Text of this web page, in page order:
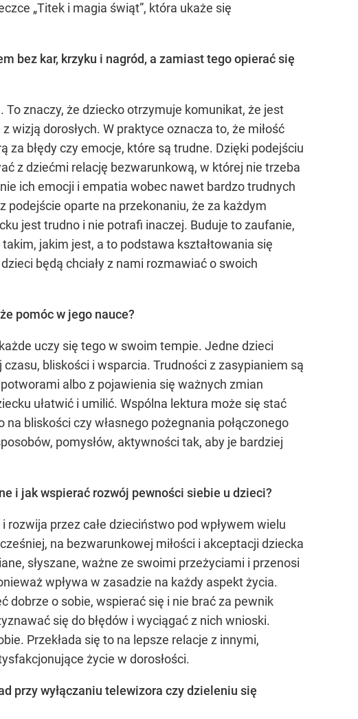
„Titek i magia świąt”, która ukaże się
bez kar, krzyku i nagród, a zamiast tego opierać się
znaczy, że dziecko otrzymuje komunikat, że jest
wizją dorosłych. W praktyce oznacza to, że miłość
za błędy czy emocje, które są trudne. Dzięki podejściu
z dziećmi relację bezwarunkową, w której nie trzeba
ich emocji i empatia wobec nawet bardzo trudnych
oparte na przekonaniu, że za każdym
jest trudno i nie potrafi inaczej. Buduje to zaufanie,
jakim jest, a to podstawa kształtowania się
będą chciały z nami rozmawiać o swoich
pomóc w jego nauce?
uczy się tego w swoim tempie. Jedne dzieci
bliskości i wsparcia. Trudności z zasypianiem są
albo z pojawienia się ważnych zmian
ułatwić i umilić. Wspólna lektura może się stać
bliskości czy własnego pożegnania połączonego
pomysłów, aktywności tak, aby je bardziej
i jak wspierać rozwój pewności siebie u dzieci?
przez całe dzieciństwo pod wpływem wielu
na bezwarunkowej miłości i akceptacji dziecka
słyszane, ważne ze swoimi przeżyciami i przenosi
wpływa w zasadzie na każdy aspekt życia.
dobrze o sobie, wspierać się i nie brać za pewnik
się do błędów i wyciągać z nich wnioski.
Przekłada się to na lepsze relacje z innymi,
życie w dorosłości.
przy wyłączaniu telewizora czy dzieleniu się